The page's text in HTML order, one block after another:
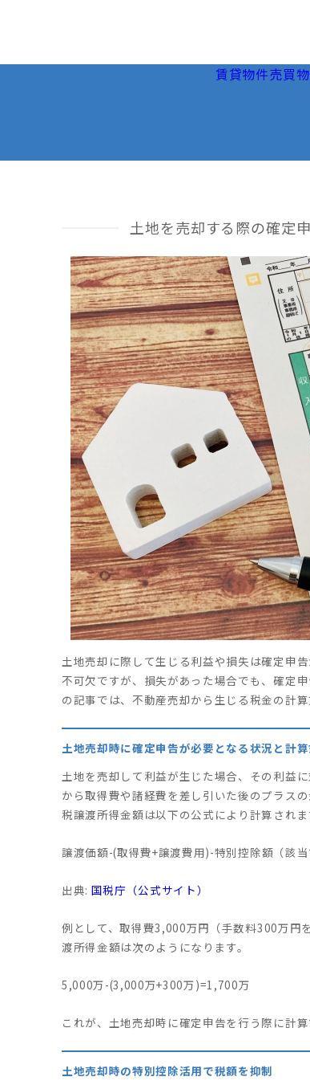
賃貸物件売買
土地を売却する際の確定
土地売却に際して生じる利益や損失は確定申
不可欠ですが、損失があった場合でも、確定
の記事では、不動産売却から生じる税金の計
土地売却時に確定申告が必要となる状況と計
土地を売却して利益が生じた場合、その利益
から取得費や諸経費を差し引いた後のプラス
税譲渡所得金額は以下の公式により計算されま
譲渡価額-(取得費+譲渡費用)-特別控除額（該
出典: 国税庁（公式サイト）
例として、取得費3,000万円（手数料300万円
渡所得金額は次のようになります。
5,000万-(3,000万+300万)=1,700万
これが、土地売却時に確定申告を行う際に計
土地売却時の特別控除活用で税額を抑制